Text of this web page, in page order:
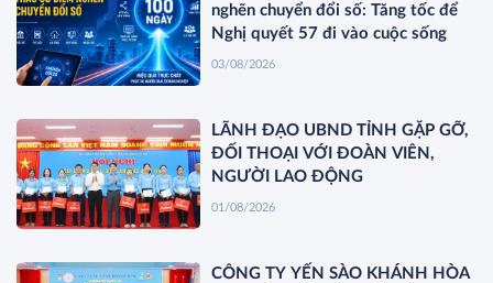
nghẽn chuyển đổi số: Tăng tốc để
Nghị quyết 57 đi vào cuộc sống
03/08/2026
LÃNH ĐẠO UBND TỈNH GẶP GỠ,
ĐỐI THOẠI VỚI ĐOÀN VIÊN,
NGƯỜI LAO ĐỘNG
01/08/2026
CÔNG TY YẾN SÀO KHÁNH HÒA